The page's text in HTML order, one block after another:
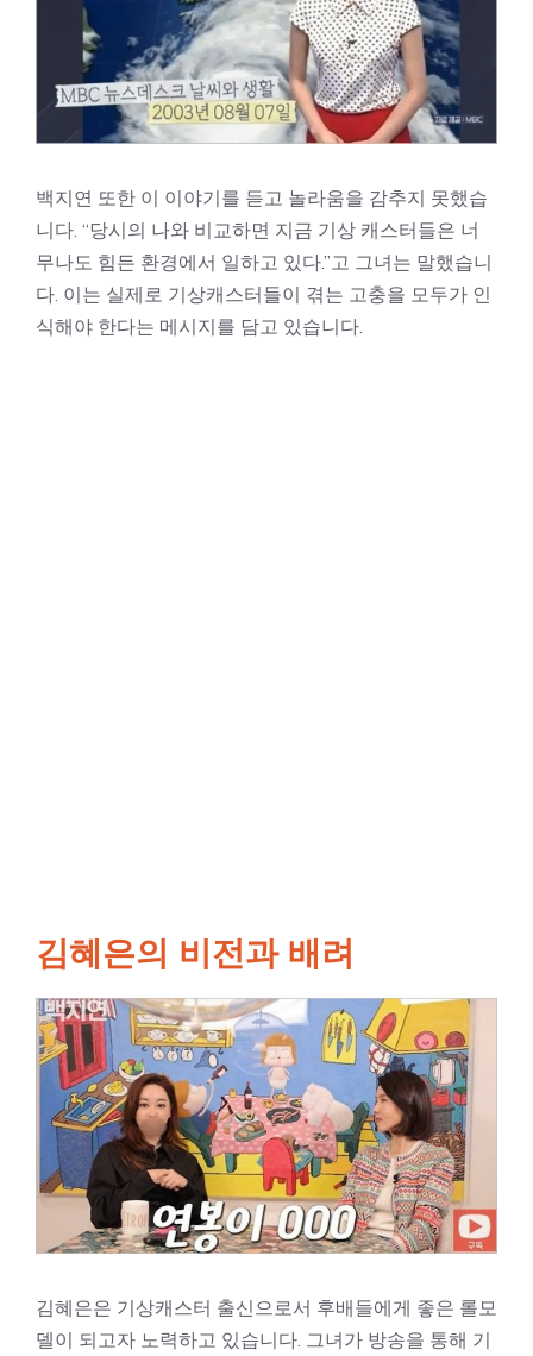
백지연 또한 이 이야기를 듣고 놀라움을 감추지 못했습
니다. “당시의 나와 비교하면 지금 기상 캐스터들은 너
무나도 힘든 환경에서 일하고 있다.”고 그녀는 말했습니
다. 이는 실제로 기상캐스터들이 겪는 고충을 모두가 인
식해야 한다는 메시지를 담고 있습니다.
김혜은의 비전과 배려
김혜은은 기상캐스터 출신으로서 후배들에게 좋은 롤모
델이 되고자 노력하고 있습니다. 그녀가 방송을 통해 기